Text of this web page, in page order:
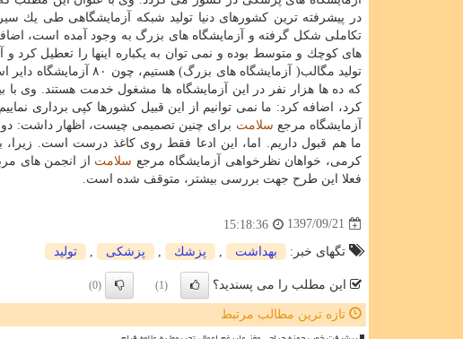
در پیشرفته ترین كشورهای دنیا تولید شبكه آزمایشگاهی طی یك سیر
تكاملی شكل گرفته و آزمایشگاه های بزرگ به وجود آمده است،
های كوچك و متوسط بوده و نمی توان به یكباره اینها را تعطیل كرد
تولید مگالب( آزمایشگاه
كه ده ها هزار نفر در این آزمایشگاه ها مشغول خدمت هستند. وی با
كرد، اضافه كرد: ما نمی توانیم از این قبیل كشورها كپی برداری
آزمایشگاه مرجع سلامت برای چنین تصمیمی چیست، اظهار داشت:
ما هم قبول داریم. اما، این ادعا فقط روی كاغذ درست است. زیرا،
كرمی، خواهان نظرخواهی آزمایشگاه مرجع سلامت از انجمن های
فعلا این طرح جهت بررسی بیشتر، متوقف شده است.
1397/09/21
15:18:36
تگهای خبر: بهداشت پزشك پزشكی تولید
این مطلب را می پسندید؟ (1)
(0)
تازه ترین مطالب مرتبط